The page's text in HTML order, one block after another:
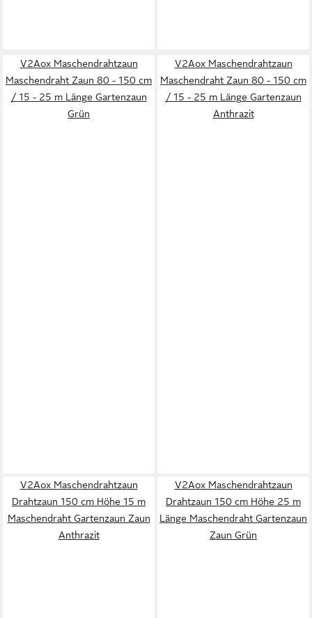
V2Aox Maschendrahtzaun
Maschendraht Zaun 80 - 150 cm
/ 15 - 25 m Länge Gartenzaun
Grün
V2Aox Maschendrahtzaun
Maschendraht Zaun 80 - 150 cm
/ 15 - 25 m Länge Gartenzaun
Anthrazit
V2Aox Maschendrahtzaun
Drahtzaun 150 cm Höhe 15 m
Maschendraht Gartenzaun Zaun
Anthrazit
V2Aox Maschendrahtzaun
Drahtzaun 150 cm Höhe 25 m
Länge Maschendraht Gartenzaun
Zaun Grün